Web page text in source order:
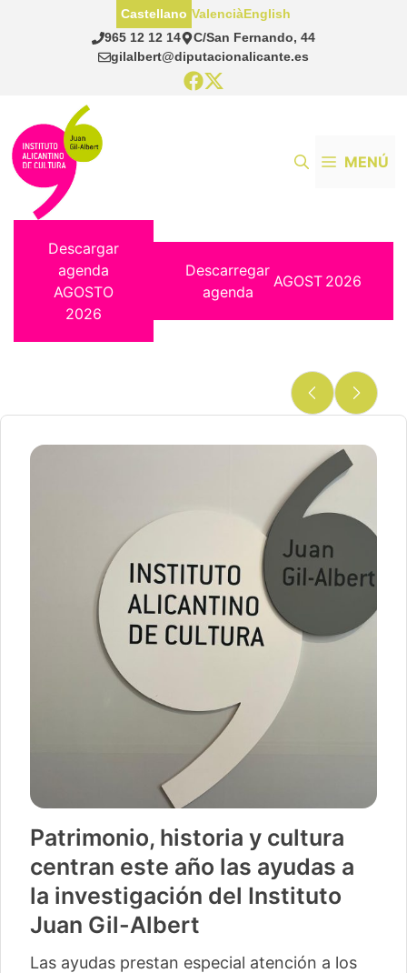
965 12 12 14
C/San Fernando, 44
gilalbert@diputacionalicante.es
Castellano ValenciàEnglish
MENÚ
Descargar
agenda
AGOSTO
2026
Descarregar
agenda
AGOST 2026
Patrimonio, historia y cultura
centran este año las ayudas a
la investigación del Instituto
Juan Gil-Albert
Las ayudas prestan especial atención a los